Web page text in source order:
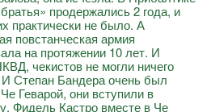
продержались 2 года, и
практически не было. А
повстанческая армия
на протяжении 10 лет. И
чекистов не могли ничего
Степан Бандера очень был
Геварой, они вступили в
Фидель Кастро вместе в Че